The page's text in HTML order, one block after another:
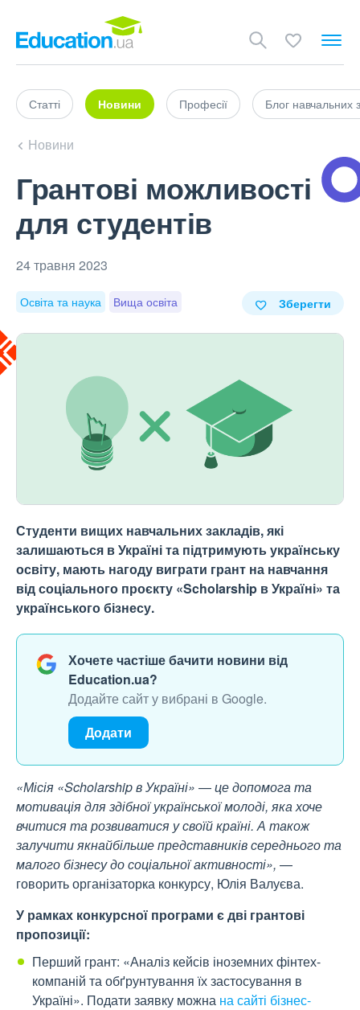
Статті Новини Професії Блог навчальних
Новини
Грантові можливості
для студентів
24 травня 2023
Освіта та наука Вища освіта Зберегти
Студенти вищих навчальних закладів, які
залишаються в Україні та підтримують українську
освіту, мають нагоду виграти грант на навчання
від соціального проєкту «Scholarship в Україні» та
українського бізнесу.
Хочете частіше бачити новини від
Education.ua?
Додайте сайт у вибрані в Google.
Додати
«Місія «Scholarship в Україні» —це допомога та
мотивація для здібної української молоді, яка хоче
вчитися та розвиватися у своїй країні. А також
залучити якнайбільше представників середнього та
малого бізнесу до соціальної активності», —
говорить організаторка конкурсу, Юлія Валуєва.
У рамках конкурсної програми є дві грантові
пропозиції:
Перший грант: «Аналіз кейсів іноземних фінтех-
компаній та обґрунтування їх застосування в
Україні». Подати заявку можна на сайті бізнес-